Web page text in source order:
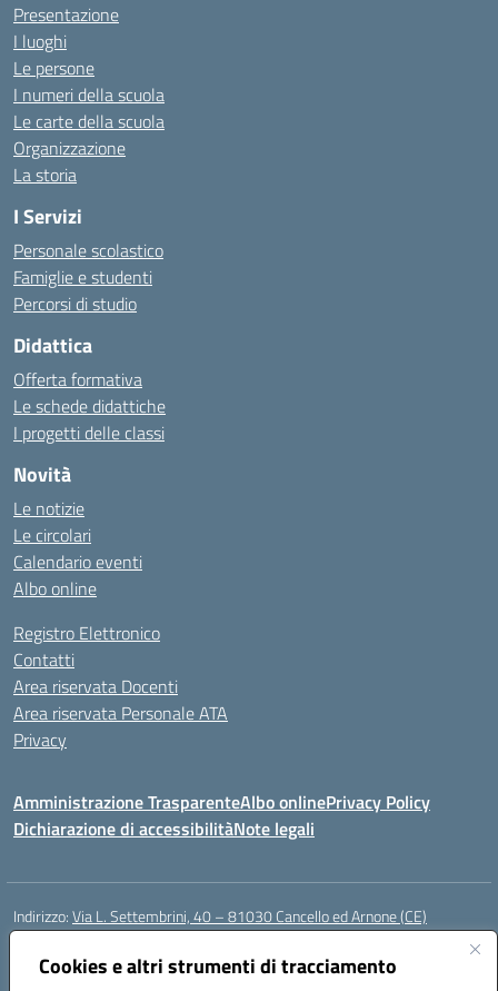
Cookies e altri strumenti di tracciamento
Presentazione
I luoghi
Le persone
I numeri della scuola
Le carte della scuola
Organizzazione
La storia
I Servizi
Personale scolastico
Famiglie e studenti
Percorsi di studio
Didattica
Offerta formativa
Le schede didattiche
I progetti delle classi
Novità
Le notizie
Le circolari
Calendario eventi
Albo online
Registro Elettronico
Contatti
Area riservata Docenti
Area riservata Personale ATA
Privacy
Amministrazione TrasparenteAlbo onlinePrivacy Policy
Dichiarazione di accessibilitàNote legali
Indirizzo:Via L. Settembrini, 40 – 81030 Cancello ed Arnone (CE)
Centralino:
Posta elettronica certificata (PEC):ceic818008@pec.istruzione.it